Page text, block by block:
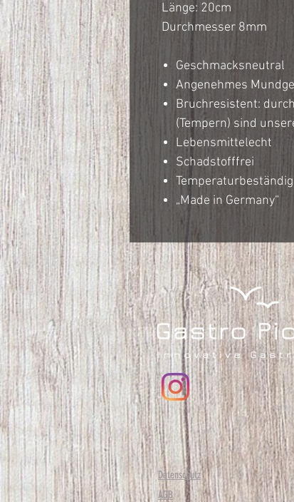
Länge: 20cm
Durchmesser 8mm
Geschmacksneutral
Angenehmes
Bruchresistent:
(Tempern) sind
Lebensmittelecht
Schadstofffrei
„Made in Germany“
Datenschutz
AGB